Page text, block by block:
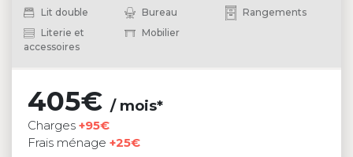
Lit double Bureau
Rangements
Literie et
accessoires
Mobilier
405€ / mois*
Charges +95€
Frais ménage +25€